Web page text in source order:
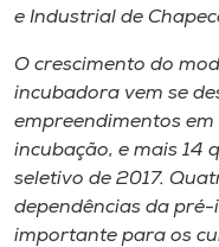
e Industrial de
O crescimento do
incubadora vem se
empreendimentos
incubação, e mais 14
seletivo de 2017.
dependências da
importante para os